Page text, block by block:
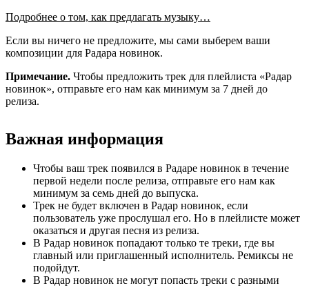
Подробнее о том, как предлагать музыку…
Если вы ничего не предложите, мы сами выберем ваши
композиции для Радара новинок.
Примечание. Чтобы предложить трек для плейлиста «Радар
новинок», отправьте его нам как минимум за 7 дней до
релиза.
Важная информация
Чтобы ваш трек появился в Радаре новинок в течение
первой недели после релиза, отправьте его нам как
минимум за семь дней до выпуска.
Трек не будет включен в Радар новинок, если
пользователь уже прослушал его. Но в плейлисте может
оказаться и другая песня из релиза.
В Радар новинок попадают только те треки, где вы
главный или приглашенный исполнитель. Ремиксы не
подойдут.
В Радар новинок не могут попасть треки с разными